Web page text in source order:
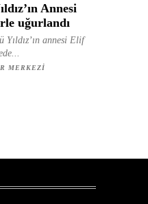
Annesi
uğurlandı
annesi Elif
MERKEZI